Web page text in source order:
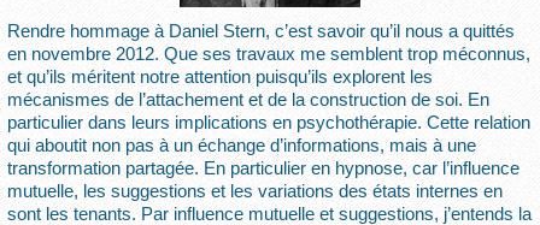
Rendre hommage à Daniel Stern, c’est savoir qu’il nous a quittés
en novembre 2012. Que ses travaux me semblent trop méconnus,
et qu’ils méritent notre attention puisqu’ils explorent les
mécanismes de l’attachement et de la construction de soi. En
particulier dans leurs implications en psychothérapie. Cette relation
qui aboutit non pas à un échange d’informations, mais à une
transformation partagée. En particulier en hypnose, car l’influence
mutuelle, les suggestions et les variations des états internes en
sont les tenants. Par influence mutuelle et suggestions, j’entends la